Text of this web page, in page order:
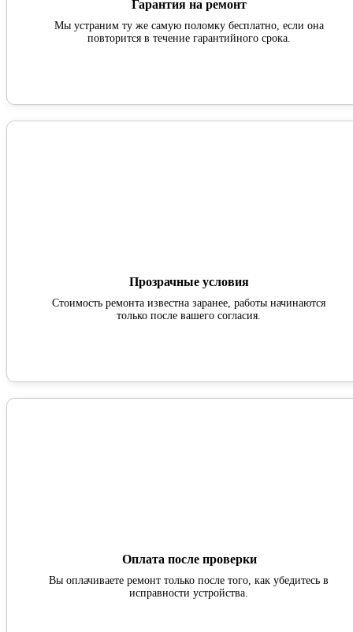
Гарантия на ремонт
Мы устраним ту же самую поломку бесплатно, если она
повторится в течение гарантийного срока.
Прозрачные условия
Стоимость ремонта известна заранее, работы начинаются
только после вашего согласия.
Оплата после проверки
Вы оплачиваете ремонт только после того, как убедитесь в
исправности устройства.